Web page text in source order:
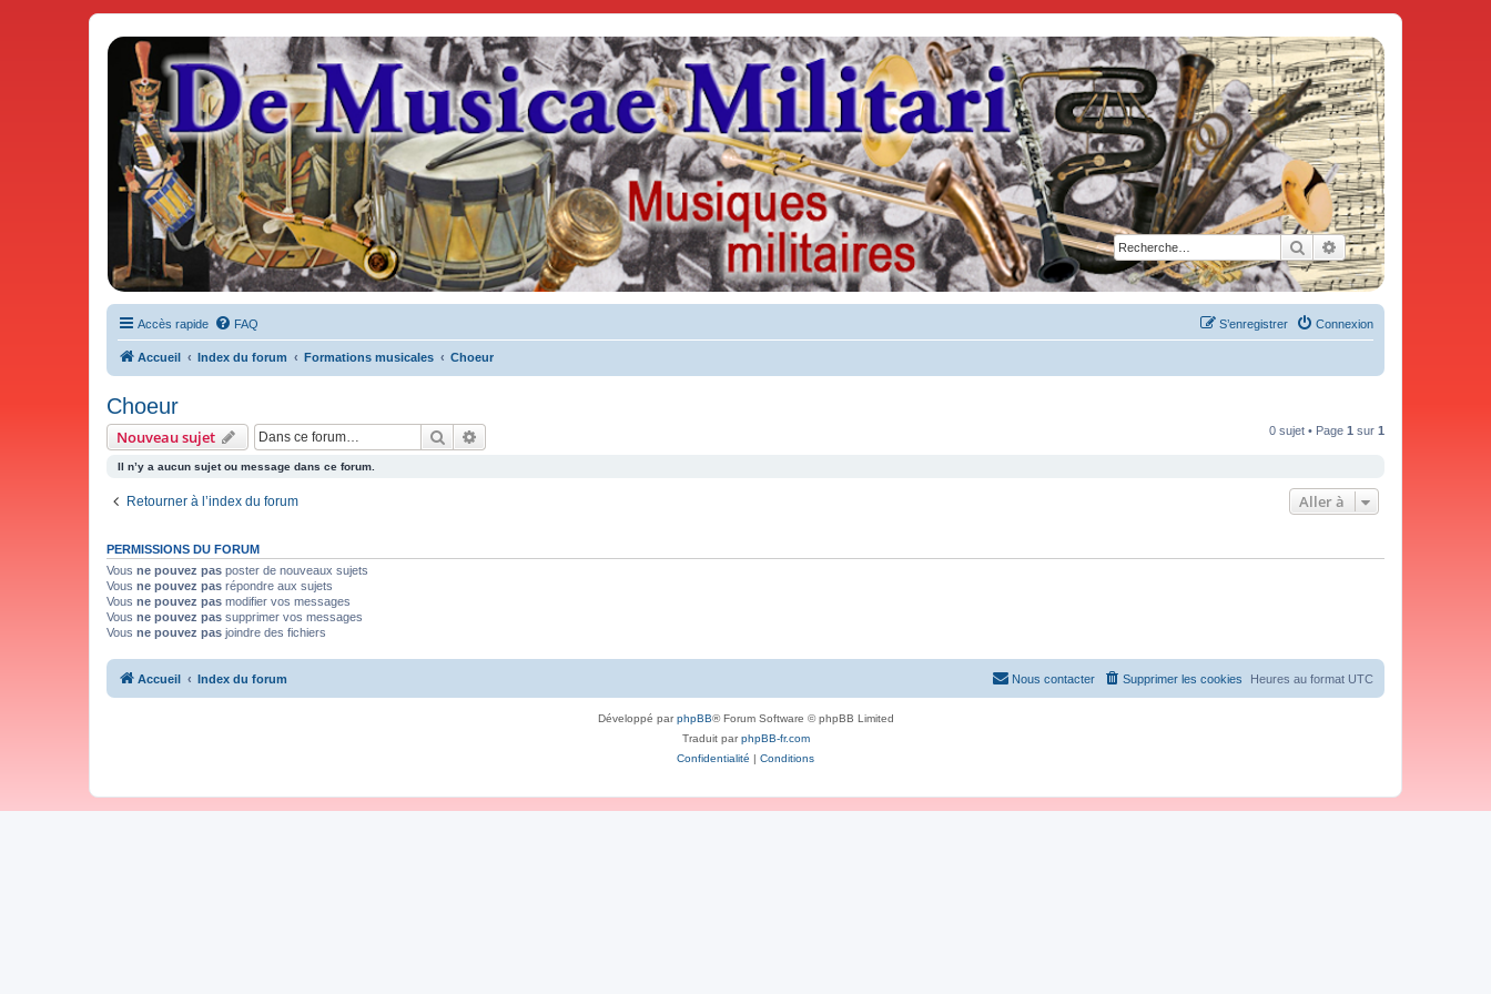
Rechercher
Recherche avancée
De Musicae Militari - Forums
Forums de discussions
Accès rapide FAQ Connexion
S’enregistrer
Accueil Index du forum Formations musicales Choeur
Choeur
Nouveau sujet Rechercher 0 sujet • Page 1 sur 1
Il n’y a aucun sujet ou message dans ce forum.
Retourner à l’index du forum Aller à
PERMISSIONS DU FORUM
Vous ne pouvez pas poster de nouveaux sujets
Vous ne pouvez pas répondre aux sujets
Vous ne pouvez pas modifier vos messages
Vous ne pouvez pas supprimer vos messages
Vous ne pouvez pas joindre des fichiers
Accueil Index du forum Heures au format UTC
Supprimer les cookies
Nous contacter
Développé parphpBB® Forum Software © phpBB Limited
Traduit parphpBB-fr.com
Confidentialité | Conditions